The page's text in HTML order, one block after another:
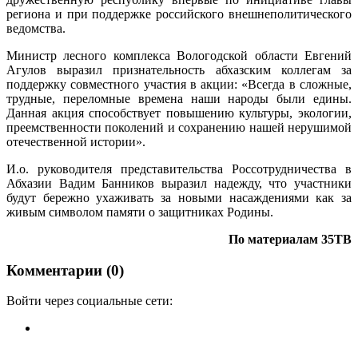
региона и при поддержке российского внешнеполитического
ведомства.
Министр лесного комплекса Вологодской области Евгений
Агулов выразил признательность абхазским коллегам за
поддержку совместного участия в акции: «Всегда в сложные,
трудные, переломные времена наши народы были едины.
Данная акция способствует повышению культуры, экологии,
преемственности поколений и сохранению нашей нерушимой
отечественной истории».
И.о. руководителя представительства Россотрудничества в
Абхазии Вадим Банников выразил надежду, что участники
будут бережно ухаживать за новыми насаждениями как за
живым символом памяти о защитниках Родины.
По материалам 35ТВ
Комментарии (0)
Войти через социальные сети: